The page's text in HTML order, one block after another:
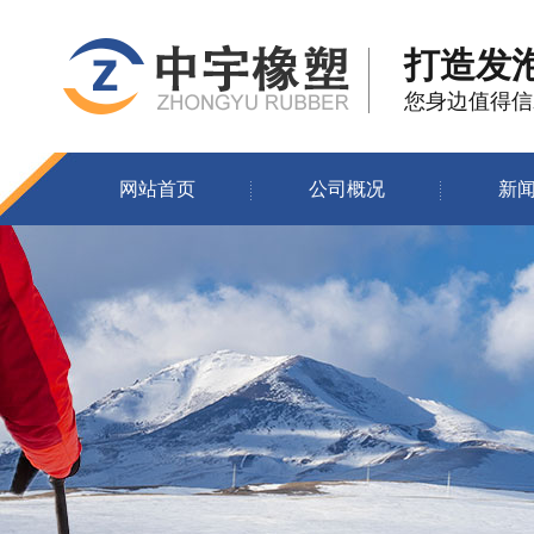
打造发
您身边值得
网站首页 公司概况 新